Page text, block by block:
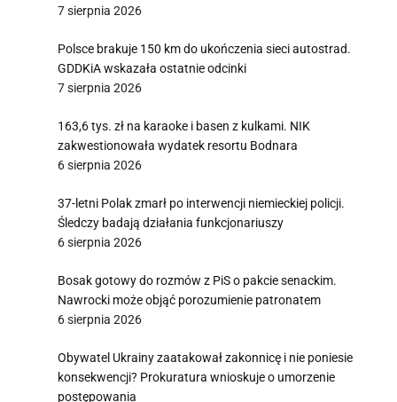
7 sierpnia 2026
Polsce brakuje 150 km do ukończenia sieci autostrad.
GDDKiA wskazała ostatnie odcinki
7 sierpnia 2026
163,6 tys. zł na karaoke i basen z kulkami. NIK
zakwestionowała wydatek resortu Bodnara
6 sierpnia 2026
37-letni Polak zmarł po interwencji niemieckiej policji.
Śledczy badają działania funkcjonariuszy
6 sierpnia 2026
Bosak gotowy do rozmów z PiS o pakcie senackim.
Nawrocki może objąć porozumienie patronatem
6 sierpnia 2026
Obywatel Ukrainy zaatakował zakonnicę i nie poniesie
konsekwencji? Prokuratura wnioskuje o umorzenie
postępowania